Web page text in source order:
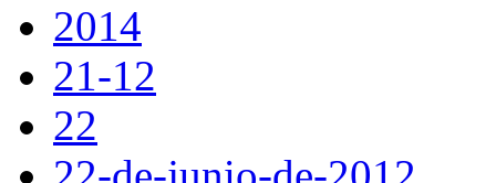
2014
21-12
22